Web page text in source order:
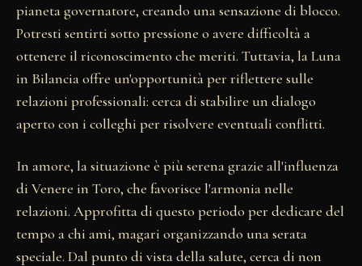
pianeta governatore, creando una sensazione di blocco.
Potresti sentirti sotto pressione o avere difficoltà a
ottenere il riconoscimento che meriti. Tuttavia, la Luna
in Bilancia offre un'opportunità per riflettere sulle
relazioni professionali: cerca di stabilire un dialogo
aperto con i colleghi per risolvere eventuali conflitti.
In amore, la situazione è più serena grazie all'influenza
di Venere in Toro, che favorisce l'armonia nelle
relazioni. Approfitta di questo periodo per dedicare del
tempo a chi ami, magari organizzando una serata
speciale. Dal punto di vista della salute, cerca di non